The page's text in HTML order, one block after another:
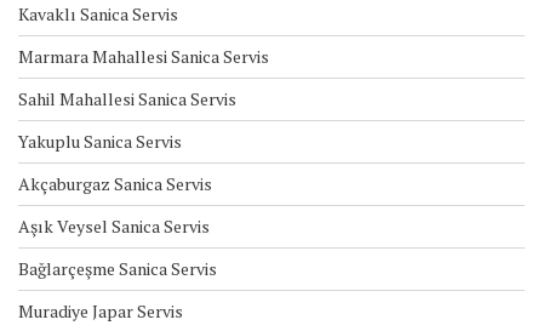
Kavaklı Sanica Servis
Marmara Mahallesi Sanica Servis
Sahil Mahallesi Sanica Servis
Yakuplu Sanica Servis
Akçaburgaz Sanica Servis
Aşık Veysel Sanica Servis
Bağlarçeşme Sanica Servis
Muradiye Japar Servis